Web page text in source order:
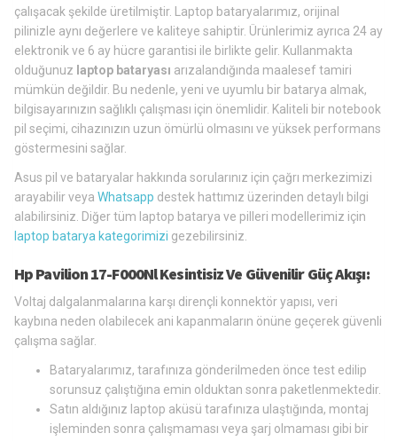
çalışacak şekilde üretilmiştir. Laptop bataryalarımız, orijinal
pilinizle aynı değerlere ve kaliteye sahiptir. Ürünlerimiz ayrıca 24 ay
elektronik ve 6 ay hücre garantisi ile birlikte gelir. Kullanmakta
olduğunuz laptop bataryası arızalandığında maalesef tamiri
mümkün değildir. Bu nedenle, yeni ve uyumlu bir batarya almak,
bilgisayarınızın sağlıklı çalışması için önemlidir. Kaliteli bir notebook
pil seçimi, cihazınızın uzun ömürlü olmasını ve yüksek performans
göstermesini sağlar.
Asus pil ve bataryalar hakkında sorularınız için çağrı merkezimizi
arayabilir veya Whatsapp destek hattımız üzerinden detaylı bilgi
alabilirsiniz. Diğer tüm laptop batarya ve pilleri modellerimiz için
laptop batarya kategorimizi gezebilirsiniz.
Hp Pavilion 17-F000Nl Kesintisiz Ve Güvenilir Güç Akışı:
Voltaj dalgalanmalarına karşı dirençli konnektör yapısı, veri
kaybına neden olabilecek ani kapanmaların önüne geçerek güvenli
çalışma sağlar.
Bataryalarımız, tarafınıza gönderilmeden önce test edilip
sorunsuz çalıştığına emin olduktan sonra paketlenmektedir.
Satın aldığınız laptop aküsü tarafınıza ulaştığında, montaj
işleminden sonra çalışmaması veya şarj olmaması gibi bir